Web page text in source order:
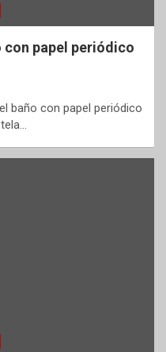
con papel periódico
baño con papel periódico